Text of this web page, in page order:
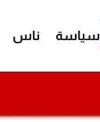
سياسة ناس